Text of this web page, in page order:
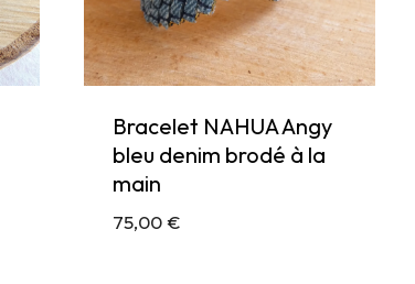
Bracelet NAHUA Angy
bleu denim brodé à la
main
75,00€